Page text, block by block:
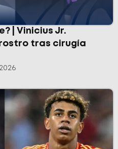
| Vinicius Jr.
tras cirugía